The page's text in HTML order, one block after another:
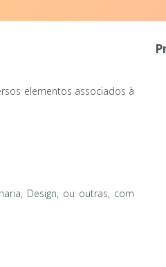
elementos associados à
Design, ou outras, com